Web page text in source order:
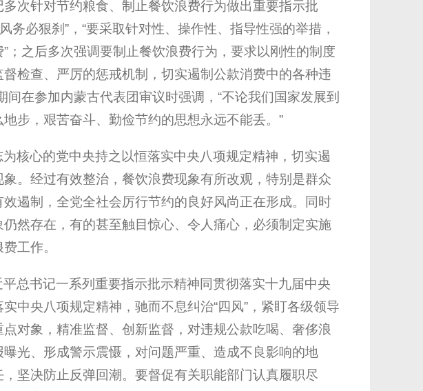
次针对节约粮食、制止餐饮浪费行为做出重要指示批
务必狠刹”，“要采取针对性、操作性、指导性强的举措，
；之后多次强调要制止餐饮浪费行为，要求以刚性的制度
检查、严厉的惩戒机制，切实遏制公款消费中的各种违
在参加内蒙古代表团审议时强调，“不论我们国家发展到
步，艰苦奋斗、勤俭节约的思想永远不能丢。”
核心的党中央持之以恒落实中央八项规定精神，切实遏
。经过有效整治，餐饮浪费现象有所改观，特别是群众
遏制，全党全社会厉行节约的良好风尚正在形成。同时
然存在，有的甚至触目惊心、令人痛心，必须制定实施
工作。
总书记一系列重要指示批示精神同贯彻落实十九届中央
中央八项规定精神，驰而不息纠治“四风”，紧盯各级领导
对象，精准监督、创新监督，对违规公款吃喝、奢侈浪
光、形成警示震慑，对问题严重、造成不良影响的地
坚决防止反弹回潮。要督促有关职能部门认真履职尽